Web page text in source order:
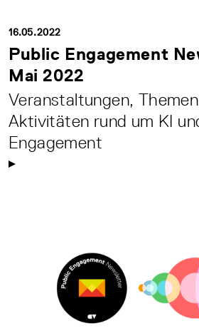
16.05.2022
Public Engagement
Mai 2022
Veranstaltungen,
Aktivitäten rund um KI
Engagement